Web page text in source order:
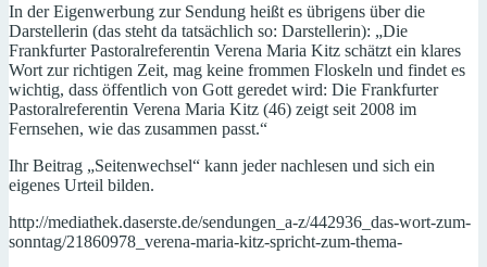
In der Eigenwerbung zur Sendung heißt es übrigens über die
Darstellerin (das steht da tatsächlich so: Darstellerin): „Die
Frankfurter Pastoralreferentin Verena Maria Kitz schätzt ein klares
Wort zur richtigen Zeit, mag keine frommen Floskeln und findet es
wichtig, dass öffentlich von Gott geredet wird: Die Frankfurter
Pastoralreferentin Verena Maria Kitz (46) zeigt seit 2008 im
Fernsehen, wie das zusammen passt.“
Ihr Beitrag „Seitenwechsel“ kann jeder nachlesen und sich ein
eigenes Urteil bilden.
http://mediathek.daserste.de/sendungen_a-z/442936_das-wort-zum-
sonntag/21860978_verena-maria-kitz-spricht-zum-thema-